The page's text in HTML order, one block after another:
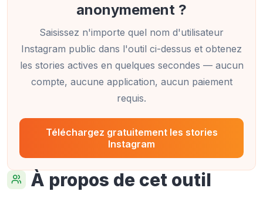
anonymement ?
Saisissez n'importe quel nom d'utilisateur
Instagram public dans l'outil ci-dessus et obtenez
les stories actives en quelques secondes — aucun
compte, aucune application, aucun paiement
requis.
Téléchargez gratuitement les stories
Instagram
À propos de cet outil